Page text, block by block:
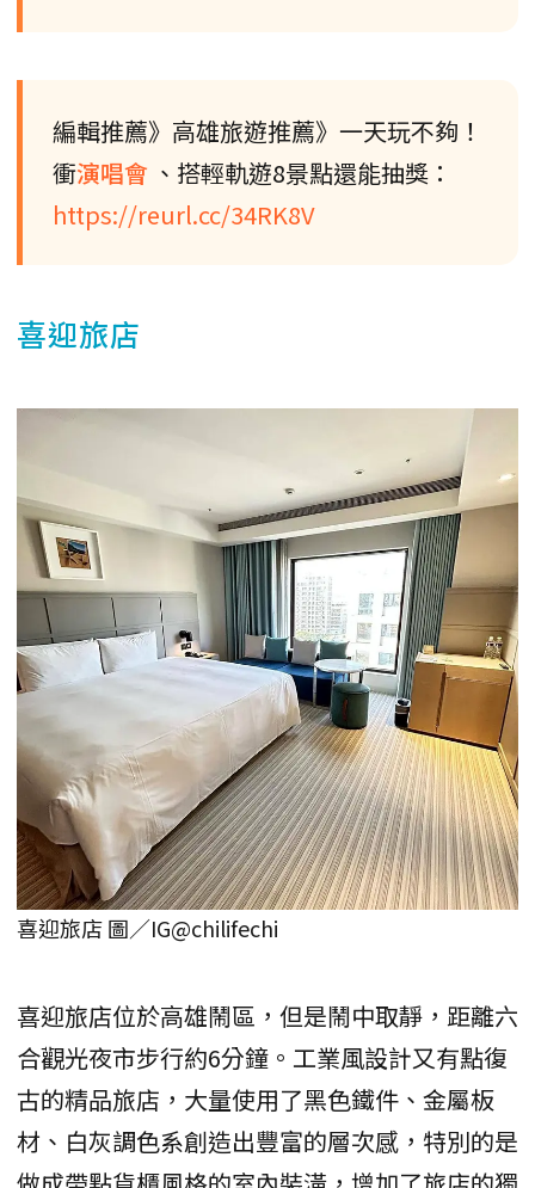
編輯推薦》高雄旅遊推薦》一天玩不夠！
衝演唱會 、搭輕軌遊8景點還能抽獎：
https://reurl.cc/34RK8V
喜迎旅店
喜迎旅店 圖／IG@chilifechi
喜迎旅店位於高雄鬧區，但是鬧中取靜，距離六
合觀光夜市步行約6分鐘。工業風設計又有點復
古的精品旅店，大量使用了黑色鐵件、金屬板
材、白灰調色系創造出豐富的層次感，特別的是